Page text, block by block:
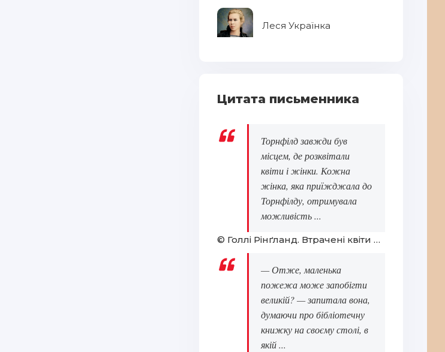
Леся Українка
Цитата письменника
Торнфілд завжди був
місцем, де розквітали
квіти і жінки. Кожна
жінка, яка приїжджала до
Торнфілду, отримувала
можливість ...
© Голлі Рінґланд. Втрачені квіти Еліс Гарт
— Отже, маленька
пожежа може запобігти
великій? — запитала вона,
думаючи про бібліотечну
книжку на своєму столі, в
якій ...